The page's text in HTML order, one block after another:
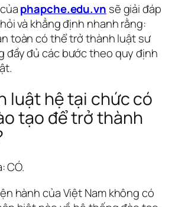
phapche.edu.vn sẽ giải đáp
và khẳng định nhanh rằng:
toàn có thể trở thành luật sư
đầy đủ các bước theo quy định
luật hệ tại chức có
tạo để trở thành
CÓ.
hành của Việt Nam không có